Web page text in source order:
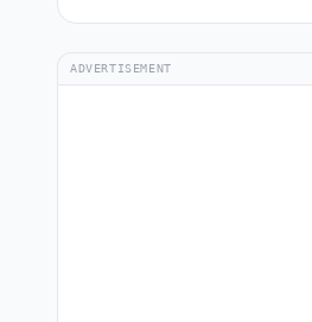
ADVERTISEMENT